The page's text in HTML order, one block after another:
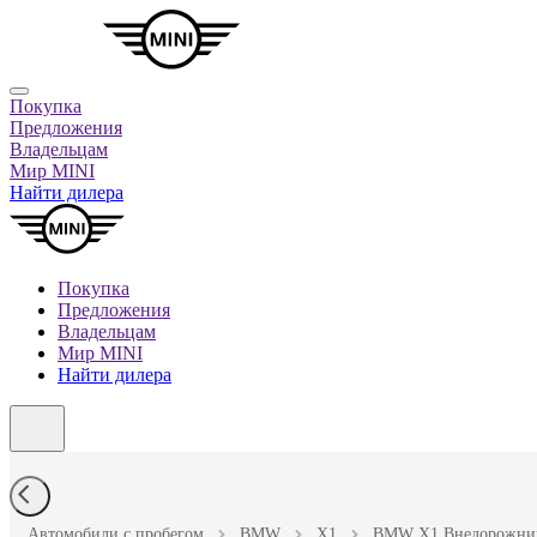
Покупка
Предложения
Владельцам
Мир MINI
Найти дилера
Покупка
Предложения
Владельцам
Мир MINI
Найти дилера